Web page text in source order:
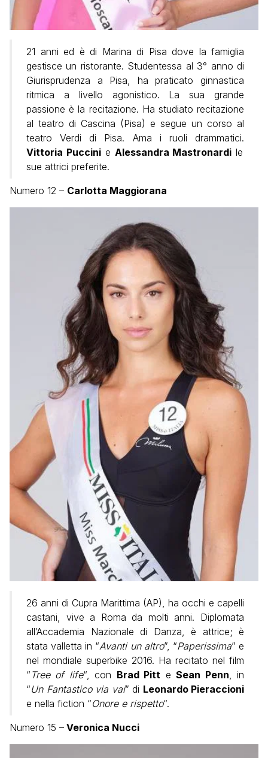
21 anni ed è di Marina di Pisa dove la famiglia
gestisce un ristorante. Studentessa al 3° anno di
Giurisprudenza a Pisa, ha praticato ginnastica
ritmica a livello agonistico. La sua grande
passione è la recitazione. Ha studiato recitazione
al teatro di Cascina (Pisa) e segue un corso al
teatro Verdi di Pisa. Ama i ruoli drammatici.
Vittoria Puccinie Alessandra Mastronardi le
sue attrici preferite.
Numero 12 – Carlotta Maggiorana
26 anni di Cupra Marittima (AP), ha occhi e capelli
castani, vive a Roma da molti anni. Diplomata
all’Accademia Nazionale di Danza, è attrice; è
stata valletta in “Avanti un altro”, “Paperissima” e
nel mondiale superbike 2016. Ha recitato nel film
“ Tree of life“, con Brad Pitt eSean Penn, in
“Un Fantastico via vai” di Leonardo Pieraccioni
e nella fiction “Onore e rispetto“.
Numero 15 – Veronica Nucci